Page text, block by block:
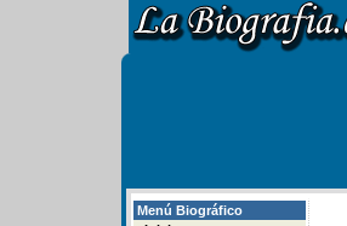
Menú Biográfico